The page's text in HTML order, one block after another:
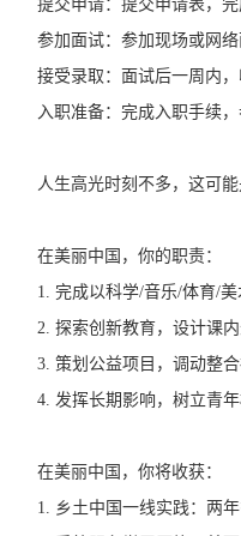
提交申请：提交申请表，
参加面试：参加现场或网
接受录取：面试后一周内
入职准备：完成入职手续
人生高光时刻不多，这可
在美丽中国，你的职责：
1. 完成以科学/音乐/体育/
2. 探索创新教育，设计课
3. 策划公益项目，调动整
4. 发挥长期影响，树立青
在美丽中国，你将收获：
1. 乡土中国一线实践：两